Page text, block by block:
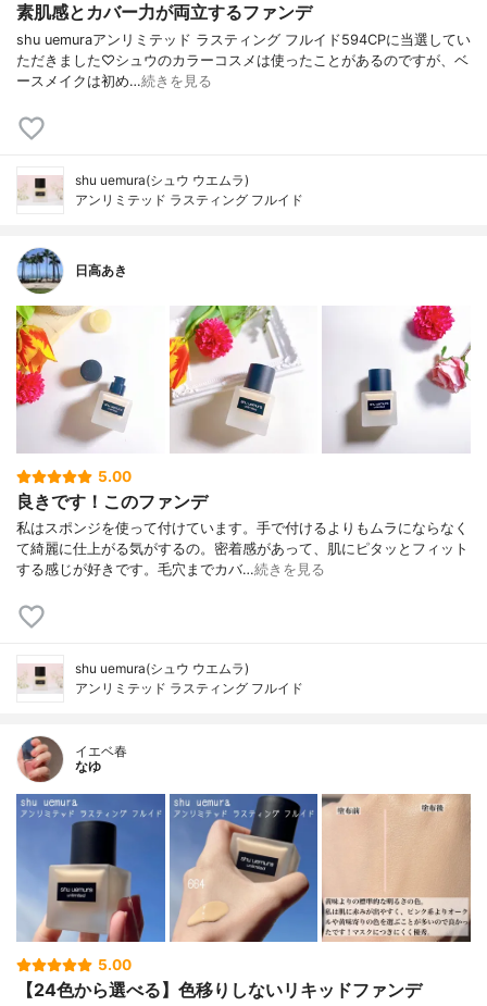
素肌感とカバー力が両立するファンデ
shu uemuraアンリミテッド ラスティング フルイド594CPに当選してい
ただきました♡シュウのカラーコスメは使ったことがあるのですが、ベ
ースメイクは初め…続きを見る
shu uemura(シュウ ウエムラ)
アンリミテッド ラスティング フルイド
日高あき
5.00
良きです！このファンデ
私はスポンジを使って付けています。手で付けるよりもムラにならなく
て綺麗に仕上がる気がするの。密着感があって、肌にピタッとフィット
する感じが好きです。毛穴までカバ…続きを見る
shu uemura(シュウ ウエムラ)
アンリミテッド ラスティング フルイド
イエベ春
なゆ
5.00
【24色から選べる】色移りしないリキッドファンデ